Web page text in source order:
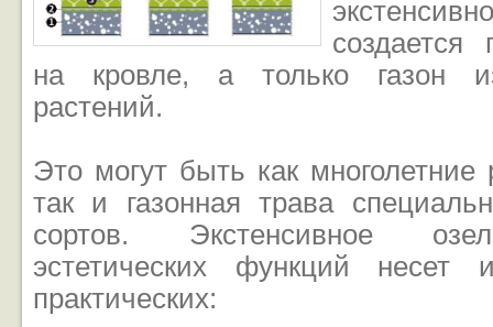
создается
на кровле, а только газон
растений.
Это могут быть как
так и газонная трава
сортов. Экстенсивное
эстетических функций несет
практических: